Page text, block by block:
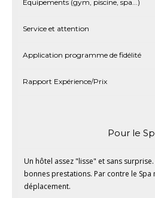
Equipements (gym, piscine, spa...)
Service et attention
Application programme de fidélité
Rapport Expérience/Prix
Pour le
Un hôtel assez "lisse" et sans
bonnes prestations. Par contre le Spa
déplacement.